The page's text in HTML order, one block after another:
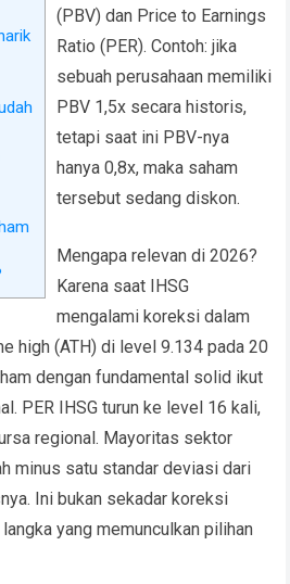
(PBV) dan Price to Earnings
Ratio (PER). Contoh: jika
sebuah perusahaan memiliki
PBV 1,5x secara historis,
tetapi saat ini PBV-nya
hanya 0,8x, maka saham
tersebut sedang diskon.
Mengapa relevan di 2026?
Karena saat IHSG
mengalami koreksi dalam
high (ATH) di level 9.134 pada 20
dengan fundamental solid ikut
PER IHSG turun ke level 16 kali,
regional. Mayoritas sektor
minus satu standar deviasi dari
Ini bukan sekadar koreksi
yang memunculkan pilihan